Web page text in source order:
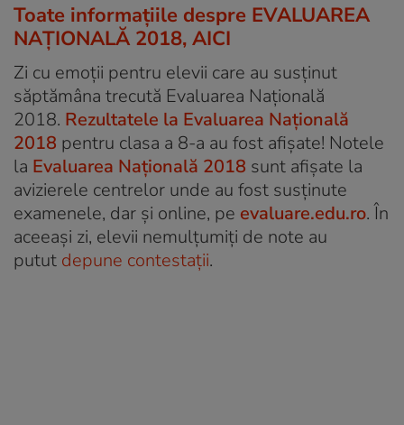
Toate informaţiile despre EVALUAREA
NAŢIONALĂ 2018, AICI
Zi cu emoții pentru elevii care au susținut
săptămâna trecută Evaluarea Națională
2018. Rezultatele la Evaluarea Națională
2018 pentru clasa a 8-a au fost afișate! Notele
la Evaluarea Națională 2018 sunt afișate la
avizierele centrelor unde au fost susținute
examenele, dar și online, pe evaluare.edu.ro. În
aceeași zi, elevii nemulțumiți de note au
putut depune contestații.